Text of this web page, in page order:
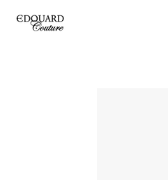
Ga
direct